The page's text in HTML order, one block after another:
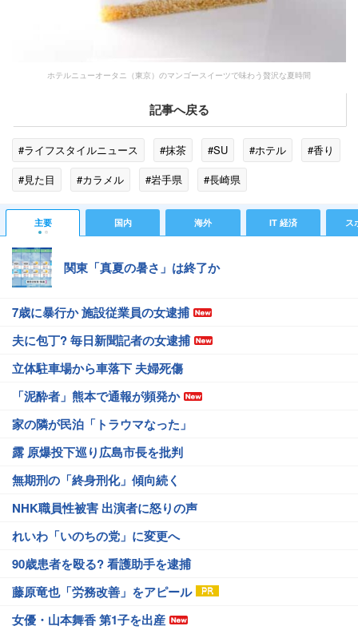
ホテルニューオータニ（東京）のマンゴースイーツで味わう贅沢な夏時間
記事へ戻る
#ライフスタイルニュース #抹茶 #SU #ホテル
#香り
#見た目
#カラメル #岩手県 #長崎県
主要 国内 海外 IT 経済 ス
関東「真夏の暑さ」は終了か
7歳に暴行か 施設従業員の女逮捕
夫に包丁? 毎日新聞記者の女逮捕
立体駐車場から車落下 夫婦死傷
「泥酔者」熊本で通報が頻発か
家の隣が民泊「トラウマなった」
露 原爆投下巡り広島市長を批判
無期刑の「終身刑化」傾向続く
NHK職員性被害 出演者に怒りの声
れいわ「いのちの党」に変更へ
90歳患者を殴る? 看護助手を逮捕
藤原竜也「労務改善」をアピール
女優・山本舞香 第1子を出産